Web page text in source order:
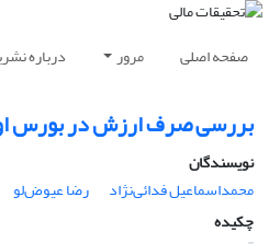
صفحه اصلی مرور درباره
بررسی صرف ارزش در بورس
نویسندگان
محمداسماعیل فدائی‌نژاد
رضا عیوض‌لو
چکیده